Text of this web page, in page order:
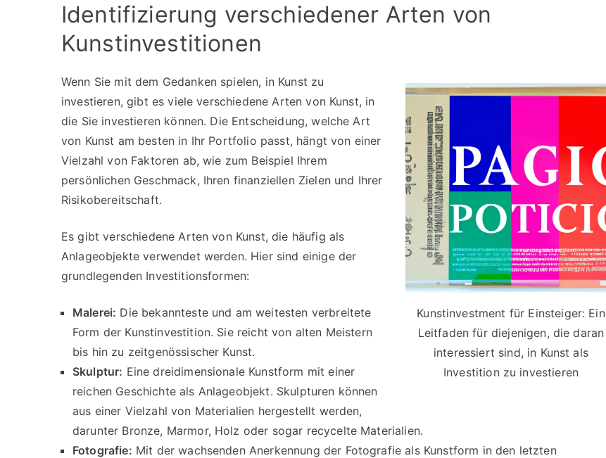
Identifizierung verschiedener Arten von
Kunstinvestitionen
Kunstinvestment für Einsteiger: Ein
Leitfaden für diejenigen, die daran
interessiert sind, in Kunst als
Investition zu investieren
Wenn Sie mit dem Gedanken spielen, in Kunst zu
investieren, gibt es viele verschiedene Arten von Kunst, in
die Sie investieren können. Die Entscheidung, welche Art
von Kunst am besten in Ihr Portfolio passt, hängt von einer
Vielzahl von Faktoren ab, wie zum Beispiel Ihrem
persönlichen Geschmack, Ihren finanziellen Zielen und Ihrer
Risikobereitschaft.
Es gibt verschiedene Arten von Kunst, die häufig als
Anlageobjekte verwendet werden. Hier sind einige der
grundlegenden Investitionsformen:
Malerei: Die bekannteste und am weitesten verbreitete
Form der Kunstinvestition. Sie reicht von alten Meistern
bis hin zu zeitgenössischer Kunst.
Skulptur: Eine dreidimensionale Kunstform mit einer
reichen Geschichte als Anlageobjekt. Skulpturen können
aus einer Vielzahl von Materialien hergestellt werden,
darunter Bronze, Marmor, Holz oder sogar recycelte Materialien.
Fotografie: Mit der wachsenden Anerkennung der Fotografie als Kunstform in den letzten